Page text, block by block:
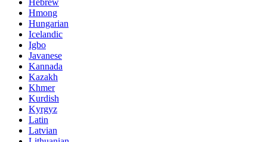
Hebrew
Hmong
Hungarian
Icelandic
Igbo
Javanese
Kannada
Kazakh
Khmer
Kurdish
Kyrgyz
Latin
Latvian